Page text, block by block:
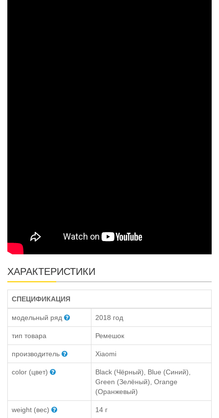
ХАРАКТЕРИСТИКИ
СПЕЦИФИКАЦИЯ
модельный ряд 2018 год
тип товара Ремешок
производитель Xiaomi
color (цвет)
Black (Чёрный), Blue (Синий),
Green (Зелёный), Orange
(Оранжевый)
weight (вес) 14 г